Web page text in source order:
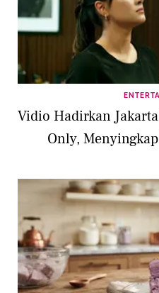
Vidio Hadirkan
Only,